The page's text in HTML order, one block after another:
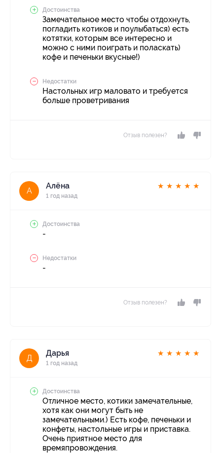
Достоинства
Замечательное место чтобы отдохнуть,
погладить котиков и поулыбаться) есть
котятки, которым все интересно и
можно с ними поиграть и поласкать)
кофе и печеньки вкусные!)
Недостатки
Настольных игр маловато и требуется
больше проветривания
Отзыв полезен?
А
Алёна
1 год назад
★ ★ ★ ★ ★
Достоинства
-
Недостатки
-
Отзыв полезен?
Д
Дарья
1 год назад
★ ★ ★ ★ ★
Достоинства
Отличное место, котики замечательные,
хотя как они могут быть не
замечательными.) Есть кофе, печеньки и
конфеты, настольные игры и приставка.
Очень приятное место для
времяпровождения.